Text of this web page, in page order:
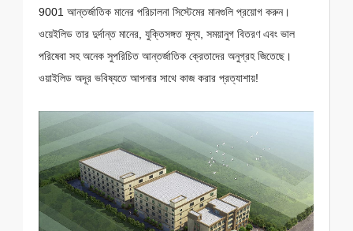
9001 আন্তর্জাতিক মানের পরিচালনা সিস্টেমের মানগুলি প্রয়োগ করুন।
ওয়েইলিড তার দুর্দান্ত মানের, যুক্তিসঙ্গত মূল্য, সময়ানুগ বিতরণ এবং ভাল
পরিষেবা সহ অনেক সুপরিচিত আন্তর্জাতিক ক্রেতাদের অনুগ্রহ জিতেছে।
ওয়াইলিড অদূর ভবিষ্যতে আপনার সাথে কাজ করার প্রত্যাশায়!